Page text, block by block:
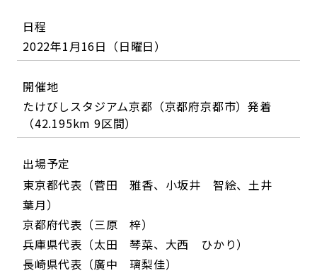
日程
2022年1月16日（日曜日）
開催地
たけびしスタジアム京都（京都府京都市）発着
（42.195km 9区間）
出場予定
東京都代表（菅田 雅香、小坂井 智絵、土井
葉月）
京都府代表（三原 梓）
兵庫県代表（太田 琴菜、大西 ひかり）
長崎県代表（廣中 璃梨佳）